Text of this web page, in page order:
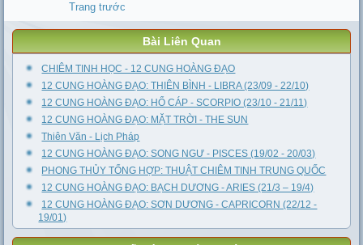
Trang trước
Bài Liên Quan
CHIÊM TINH HỌC - 12 CUNG HOÀNG ĐẠO
12 CUNG HOÀNG ĐẠO: THIÊN BÌNH - LIBRA (23/09 - 22/10)
12 CUNG HOÀNG ĐẠO: HỔ CÁP - SCORPIO (23/10 - 21/11)
12 CUNG HOÀNG ĐẠO: MẶT TRỜI - THE SUN
Thiên Văn - Lịch Pháp
12 CUNG HOÀNG ĐẠO: SONG NGƯ - PISCES (19/02 - 20/03)
PHONG THỦY TỔNG HỢP: THUẬT CHIÊM TINH TRUNG QUỐC
12 CUNG HOÀNG ĐẠO: BẠCH DƯƠNG - ARIES (21/3 – 19/4)
12 CUNG HOÀNG ĐẠO: SƠN DƯƠNG - CAPRICORN (22/12 -
19/01)